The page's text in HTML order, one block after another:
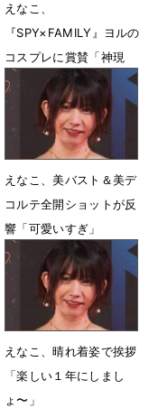
えなこ、
『SPY×FAMILY』ヨルの
コスプレに賞賛「神現
る！」
2月3日 10時03分
えなこ、美バスト＆美デ
コルテ全開ショットが反
響「可愛いすぎ」
1月30日 23時12分
えなこ、晴れ着姿で挨拶
「楽しい１年にしまし
ょ〜」